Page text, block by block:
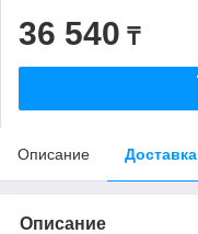
36 540 ₸
Описание Доставка
Описание